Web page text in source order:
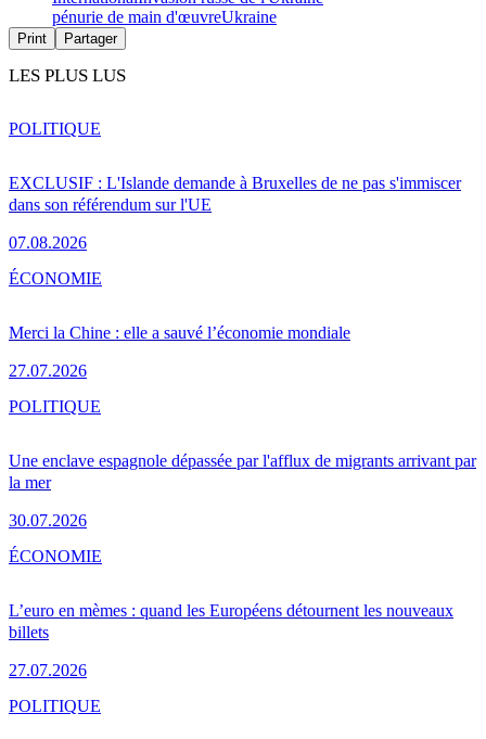
pénurie de main d'œuvreUkraine
Print Partager
LES PLUS LUS
EXCLUSIF : L'Islande demande à Bruxelles de ne pas s'immiscer
dans son référendum sur l'UE
07.08.2026
POLITIQUE
Merci la Chine : elle a sauvé l’économie mondiale
27.07.2026
ÉCONOMIE
Une enclave espagnole dépassée par l'afflux de migrants arrivant par
la mer
30.07.2026
POLITIQUE
L’euro en mèmes : quand les Européens détournent les nouveaux
billets
27.07.2026
ÉCONOMIE
POLITIQUE